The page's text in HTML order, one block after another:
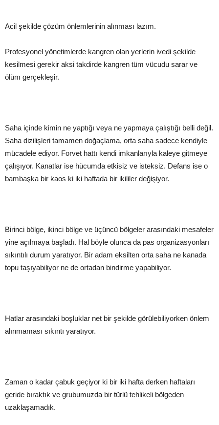
Acil şekilde çözüm önlemlerinin alınması lazım.
Profesyonel yönetimlerde kangren olan yerlerin ivedi şekilde
kesilmesi gerekir aksi takdirde kangren tüm vücudu sarar ve
ölüm gerçekleşir.
Saha içinde kimin ne yaptığı veya ne yapmaya çalıştığı belli değil.
Saha dizilişleri tamamen doğaçlama, orta saha sadece kendiyle
mücadele ediyor. Forvet hattı kendi imkanlarıyla kaleye gitmeye
çalışıyor. Kanatlar ise hücumda etkisiz ve isteksiz. Defans ise o
bambaşka bir kaos ki iki haftada bir ikililer değişiyor.
Birinci bölge, ikinci bölge ve üçüncü bölgeler arasındaki mesafeler
yine açılmaya başladı. Hal böyle olunca da pas organizasyonları
sıkıntılı durum yaratıyor. Bir adam eksilten orta saha ne kanada
topu taşıyabiliyor ne de ortadan bindirme yapabiliyor.
Hatlar arasındaki boşluklar net bir şekilde görülebiliyorken önlem
alınmaması sıkıntı yaratıyor.
Zaman o kadar çabuk geçiyor ki bir iki hafta derken haftaları
geride bıraktık ve grubumuzda bir türlü tehlikeli bölgeden
uzaklaşamadık.